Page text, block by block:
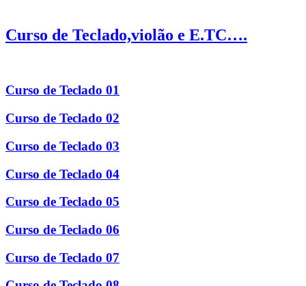
Curso de Teclado,violão e E.TC….
Curso de Teclado 01
Curso de Teclado 02
Curso de Teclado 03
Curso de Teclado 04
Curso de Teclado 05
Curso de Teclado 06
Curso de Teclado 07